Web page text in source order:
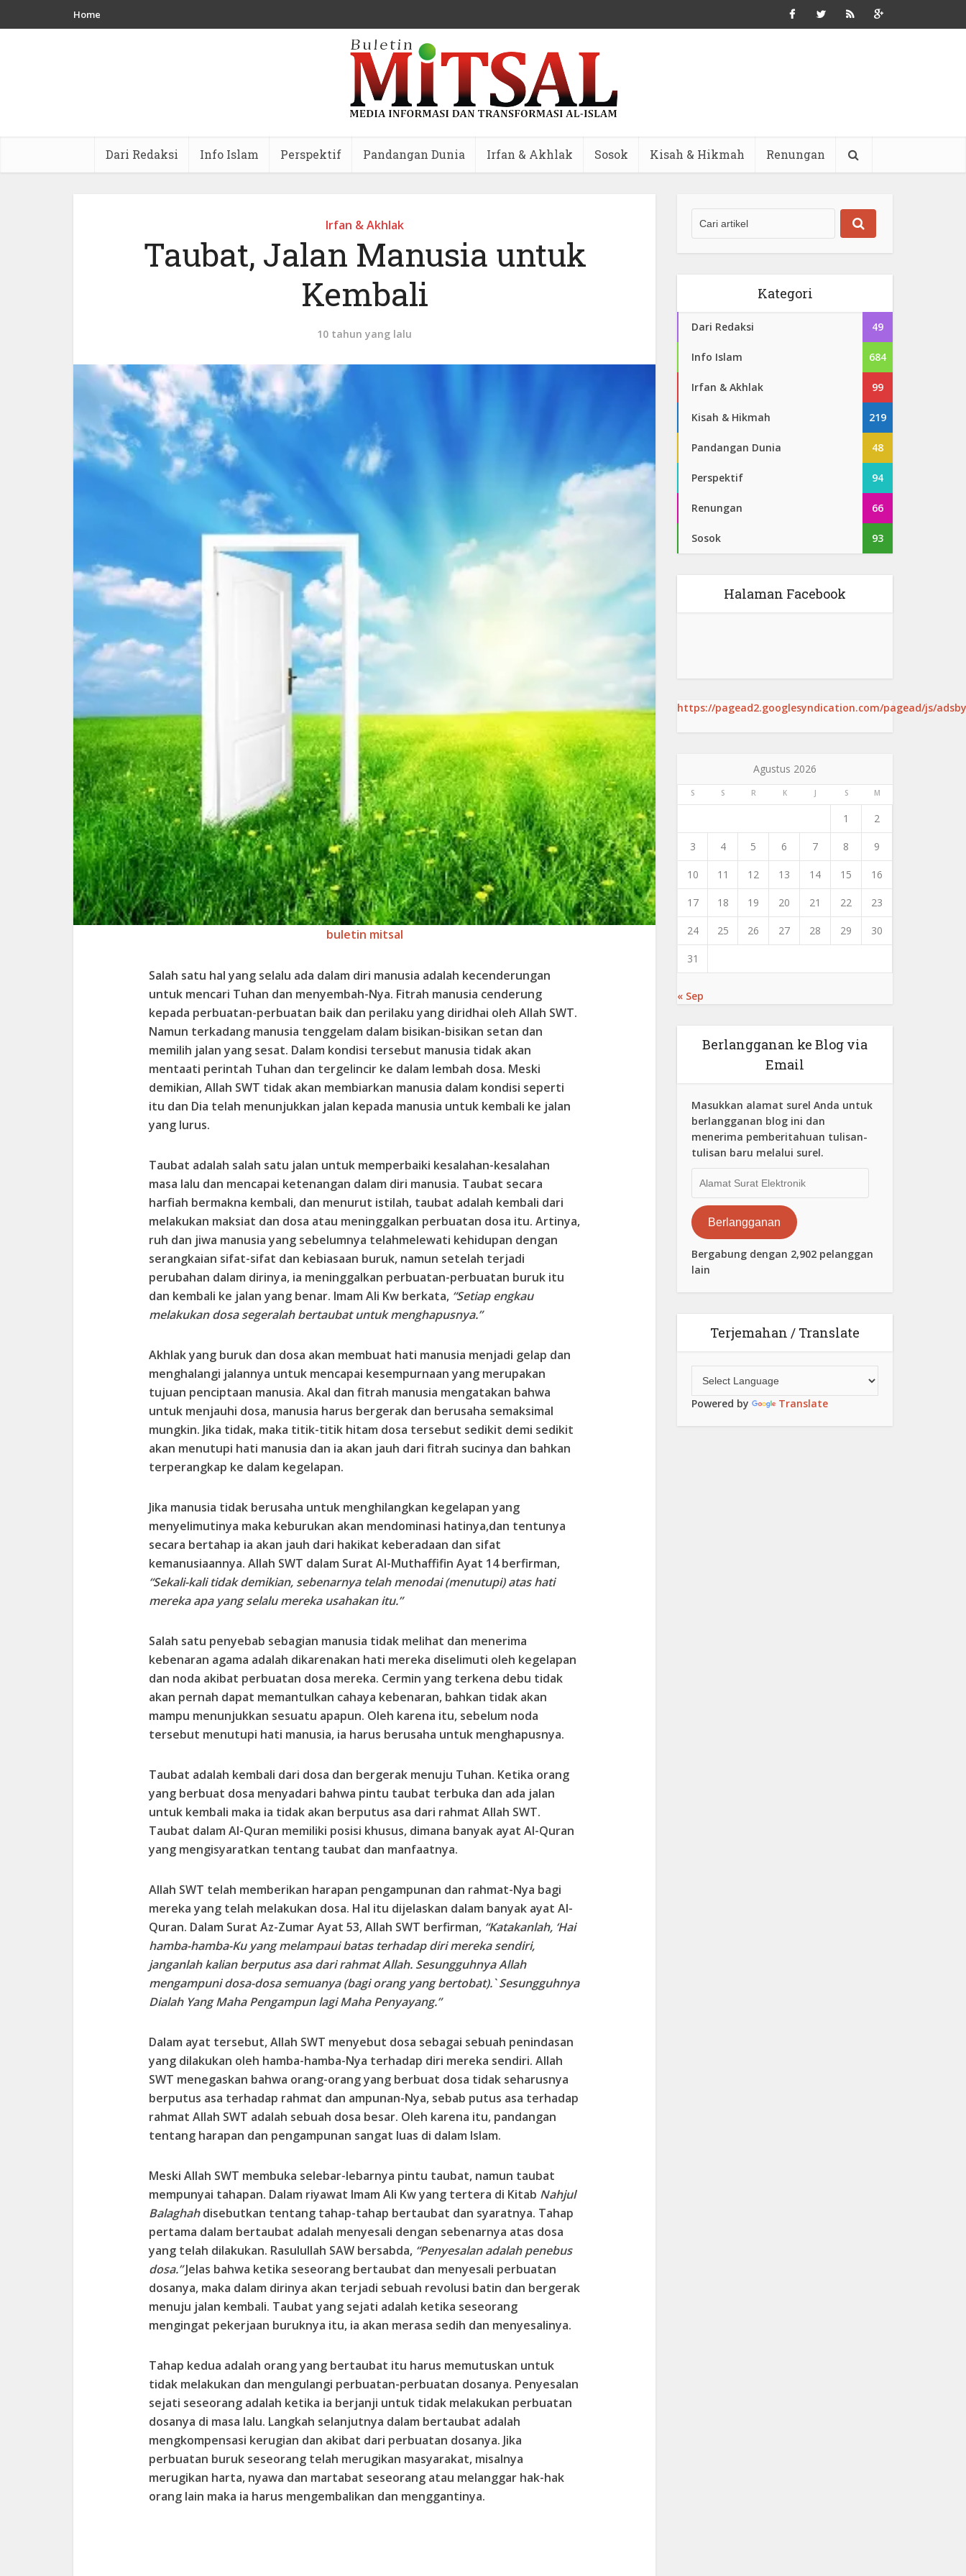
Home
Dari Redaksi Info Islam Perspektif Pandangan Dunia Irfan & Akhlak Sosok Kisah & Hikmah Renungan
Irfan & Akhlak
Taubat, Jalan Manusia untuk
Kembali
10 tahun yang lalu
buletin mitsal
Salah satu hal yang selalu ada dalam diri manusia adalah kecenderungan
untuk mencari Tuhan dan menyembah-Nya. Fitrah manusia cenderung
kepada perbuatan-perbuatan baik dan perilaku yang diridhai oleh Allah SWT.
Namun terkadang manusia tenggelam dalam bisikan-bisikan setan dan
memilih jalan yang sesat. Dalam kondisi tersebut manusia tidak akan
mentaati perintah Tuhan dan tergelincir ke dalam lembah dosa. Meski
demikian, Allah SWT tidak akan membiarkan manusia dalam kondisi seperti
itu dan Dia telah menunjukkan jalan kepada manusia untuk kembali ke jalan
yang lurus.
Taubat adalah salah satu jalan untuk memperbaiki kesalahan-kesalahan
masa lalu dan mencapai ketenangan dalam diri manusia. Taubat secara
harfiah bermakna kembali, dan menurut istilah, taubat adalah kembali dari
melakukan maksiat dan dosa atau meninggalkan perbuatan dosa itu. Artinya,
ruh dan jiwa manusia yang sebelumnya telahmelewati kehidupan dengan
serangkaian sifat-sifat dan kebiasaan buruk, namun setelah terjadi
perubahan dalam dirinya, ia meninggalkan perbuatan-perbuatan buruk itu
dan kembali ke jalan yang benar. Imam Ali Kw berkata, “Setiap engkau
melakukan dosa segeralah bertaubat untuk menghapusnya.”
Akhlak yang buruk dan dosa akan membuat hati manusia menjadi gelap dan
menghalangi jalannya untuk mencapai kesempurnaan yang merupakan
tujuan penciptaan manusia. Akal dan fitrah manusia mengatakan bahwa
untuk menjauhi dosa, manusia harus bergerak dan berusaha semaksimal
mungkin. Jika tidak, maka titik-titik hitam dosa tersebut sedikit demi sedikit
akan menutupi hati manusia dan ia akan jauh dari fitrah sucinya dan bahkan
terperangkap ke dalam kegelapan.
Jika manusia tidak berusaha untuk menghilangkan kegelapan yang
menyelimutinya maka keburukan akan mendominasi hatinya,dan tentunya
secara bertahap ia akan jauh dari hakikat keberadaan dan sifat
kemanusiaannya. Allah SWT dalam Surat Al-Muthaffifin Ayat 14 berfirman,
“Sekali-kali tidak demikian, sebenarnya telah menodai (menutupi) atas hati
mereka apa yang selalu mereka usahakan itu.”
Salah satu penyebab sebagian manusia tidak melihat dan menerima
kebenaran agama adalah dikarenakan hati mereka diselimuti oleh kegelapan
dan noda akibat perbuatan dosa mereka. Cermin yang terkena debu tidak
akan pernah dapat memantulkan cahaya kebenaran, bahkan tidak akan
mampu menunjukkan sesuatu apapun. Oleh karena itu, sebelum noda
tersebut menutupi hati manusia, ia harus berusaha untuk menghapusnya.
Taubat adalah kembali dari dosa dan bergerak menuju Tuhan. Ketika orang
yang berbuat dosa menyadari bahwa pintu taubat terbuka dan ada jalan
untuk kembali maka ia tidak akan berputus asa dari rahmat Allah SWT.
Taubat dalam Al-Quran memiliki posisi khusus, dimana banyak ayat Al-Quran
yang mengisyaratkan tentang taubat dan manfaatnya.
Allah SWT telah memberikan harapan pengampunan dan rahmat-Nya bagi
mereka yang telah melakukan dosa. Hal itu dijelaskan dalam banyak ayat Al-
Quran. Dalam Surat Az-Zumar Ayat 53, Allah SWT berfirman, “Katakanlah, ‘Hai
hamba-hamba-Ku yang melampaui batas terhadap diri mereka sendiri,
janganlah kalian berputus asa dari rahmat Allah. Sesungguhnya Allah
mengampuni dosa-dosa semuanya (bagi orang yang bertobat).` Sesungguhnya
Dialah Yang Maha Pengampun lagi Maha Penyayang.”
Dalam ayat tersebut, Allah SWT menyebut dosa sebagai sebuah penindasan
yang dilakukan oleh hamba-hamba-Nya terhadap diri mereka sendiri. Allah
SWT menegaskan bahwa orang-orang yang berbuat dosa tidak seharusnya
berputus asa terhadap rahmat dan ampunan-Nya, sebab putus asa terhadap
rahmat Allah SWT adalah sebuah dosa besar. Oleh karena itu, pandangan
tentang harapan dan pengampunan sangat luas di dalam Islam.
Meski Allah SWT membuka selebar-lebarnya pintu taubat, namun taubat
mempunyai tahapan. Dalam riyawat Imam Ali Kw yang tertera di Kitab Nahjul
Balaghahdisebutkan tentang tahap-tahap bertaubat dan syaratnya. Tahap
pertama dalam bertaubat adalah menyesali dengan sebenarnya atas dosa
yang telah dilakukan. Rasulullah SAW bersabda, “Penyesalan adalah penebus
dosa.”Jelas bahwa ketika seseorang bertaubat dan menyesali perbuatan
dosanya, maka dalam dirinya akan terjadi sebuah revolusi batin dan bergerak
menuju jalan kembali. Taubat yang sejati adalah ketika seseorang
mengingat pekerjaan buruknya itu, ia akan merasa sedih dan menyesalinya.
Tahap kedua adalah orang yang bertaubat itu harus memutuskan untuk
tidak melakukan dan mengulangi perbuatan-perbuatan dosanya. Penyesalan
sejati seseorang adalah ketika ia berjanji untuk tidak melakukan perbuatan
dosanya di masa lalu. Langkah selanjutnya dalam bertaubat adalah
mengkompensasi kerugian dan akibat dari perbuatan dosanya. Jika
perbuatan buruk seseorang telah merugikan masyarakat, misalnya
merugikan harta, nyawa dan martabat seseorang atau melanggar hak-hak
orang lain maka ia harus mengembalikan dan menggantinya.
Kategori
Dari Redaksi 49
Info Islam 684
Irfan & Akhlak 99
Kisah & Hikmah 219
Pandangan Dunia 48
Perspektif 94
Renungan 66
Sosok 93
Halaman Facebook
https://pagead2.googlesyndication.com/pagead/js/
Agustus 2026
S S R K J S M
1 2
3 4 5 6 7 8 9
10 11 12 13 14 15 16
17 18 19 20 21 22 23
24 25 26 27 28 29 30
31
« Sep
Berlangganan ke Blog via
Email
Masukkan alamat surel Anda untuk
berlangganan blog ini dan
menerima pemberitahuan tulisan-
tulisan baru melalui surel.
Surat
Elektronik
Berlangganan
Bergabung dengan 2,902 pelanggan
lain
Terjemahan / Translate
Powered by Translate